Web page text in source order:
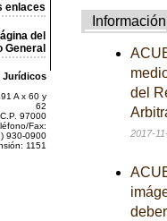
enlaces
del
General
Jurídicos
A x 60 y
62
97000
Fax:
930-0900
1151
Información
del
2017-